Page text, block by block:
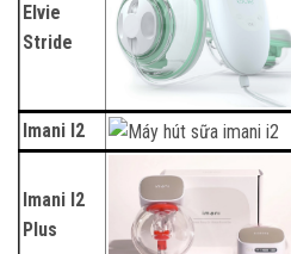
Elvie
Stride
Imani I2
Imani I2
Plus